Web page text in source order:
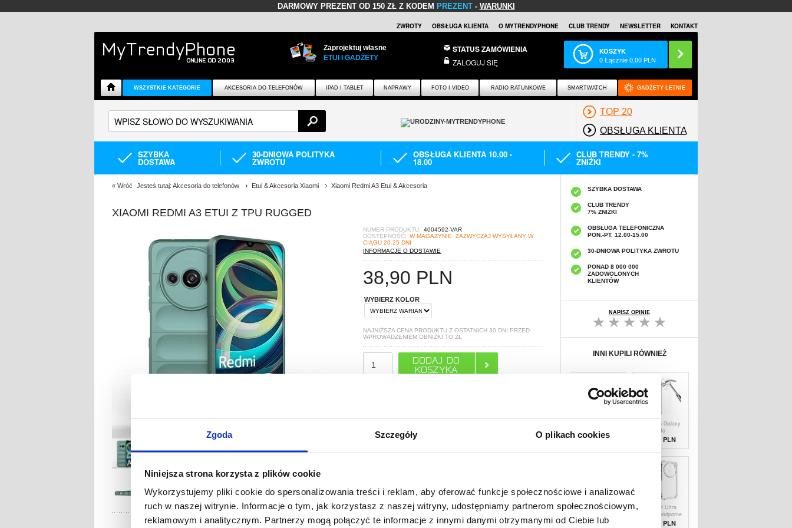
Zgoda Szczegóły O plikach cookies
Niniejsza strona korzysta z plików cookie
Wykorzystujemy pliki cookie do spersonalizowania treści i reklam, aby oferować funkcje społecznościowe i analizować
ruch w naszej witrynie. Informacje o tym, jak korzystasz z naszej witryny, udostępniamy partnerom społecznościowym,
reklamowym i analitycznym. Partnerzy mogą połączyć te informacje z innymi danymi otrzymanymi od Ciebie lub
DARMOWY PREZENT OD 150 ZŁ Z KODEM PREZENT- WARUNKI
ZWROTY OBSŁUGA KLIENTA O MYTRENDYPHONE CLUB TRENDY NEWSLETTER KONTAKT
Zaprojektuj własne
ETUI I GADŻETY
STATUS ZAMÓWIENIA
ZALOGUJ SIĘ
KOSZYK
0Łącznie0,00 PLN
WSZYSTKIE KATEGORIE AKCESORIA DO TELEFONÓW IPAD I TABLET NAPRAWY FOTO I VIDEO RADIO RATUNKOWE SMARTWATCH GADŻETY LETNIE
TOP 20
OBSŁUGA KLIENTA
SZYBKA
DOSTAWA
30-DNIOWA POLITYKA
ZWROTU
OBSŁUGA KLIENTA 10.00 -
18.00
CLUB TRENDY - 7%
ZNIŻKI
« Wróć Jesteś tutaj: Akcesoria do telefonów Etui & Akcesoria Xiaomi Xiaomi Redmi A3 Etui & Akcesoria
XIAOMI REDMI A3 ETUI Z TPU RUGGED
NUMER PRODUKTU: 4004592-VAR
DOSTĘPNOŚĆ: W MAGAZYNIE. ZAZWYCZAJ WYSYŁANY W
CIĄGU 20-25 DNI
INFORMACJE O DOSTAWIE
38,90 PLN
WYBIERZ KOLOR
NAJNIŻSZA CENA PRODUKTU Z OSTATNICH 30 DNI PRZED
WPROWADZENIEM OBNIŻKI TOZŁ
PYTANIA? LIVE CHAT
SZYBKA DOSTAWA
CLUB TRENDY
7% ZNIŻKI
OBSŁUGA TELEFONICZNA
PON.-PT. 12.00-15.00
30-DNIOWA POLITYKA ZWROTU
PONAD 8 000 000
ZADOWOLONYCH
KLIENTÓW
NAPISZ OPINIĘ
INNI KUPILI RÓWNIEŻ
Antypoślizgowe
5,10PLN
Samsung Galaxy
M15 Szkło
Hartowane -
Case Friendly -
Przezroczyste
38,90 PLN
Samsung Galaxy
Hartowane -
2,80 PLN
Xiaomi 14 Ultra
Wstrząsoodporne
Etui z TPU -
33,30 PLN